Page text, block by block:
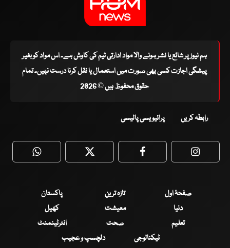
ہم نیوز پر شائع یا نشر ہونے والا مواد ادارتی ٹیم کی کاوش ہے۔ اس مواد کو بغیر
پیشگی اجازت کسی بھی صورت میں استعمال یا نقل کرنا درست نہیں۔ تمام
حقوق محفوظ ہیں © 2026
رابطہ کریں پرائیویسی پالیسی
WhatsApp Twitter Facebook
صفحۂ اول تازہ ترین
پاکستان
دنیا
معیشت
کھیل
تعلیم
صحت
انٹرٹینمنٹ
ٹیکنالوجی
دلچسپ و عجیب